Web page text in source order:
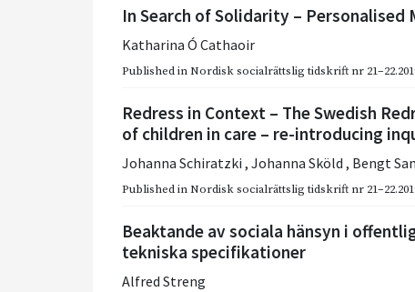
In Search of Solidarity – Personalised
Katharina Ó Cathaoir
Published inNordisk socialrättslig tidskrift nr
Redress in Context – The Swedish
of children in care – re-introducing
Johanna Schiratzki , Johanna Sköld , Bengt
Published inNordisk socialrättslig tidskrift nr
Beaktande av sociala hänsyn i
tekniska specifikationer
Alfred Streng